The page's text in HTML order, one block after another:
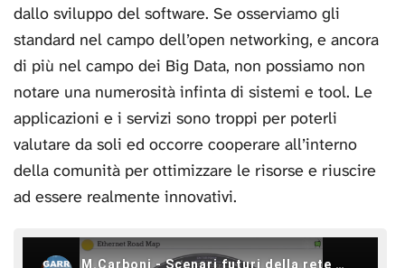
dallo sviluppo del software. Se osserviamo gli
standard nel campo dell’open networking, e ancora
di più nel campo dei Big Data, non possiamo non
notare una numerosità infinta di sistemi e tool. Le
applicazioni e i servizi sono troppi per poterli
valutare da soli ed occorre cooperare all’interno
della comunità per ottimizzare le risorse e riuscire
ad essere realmente innovativi.